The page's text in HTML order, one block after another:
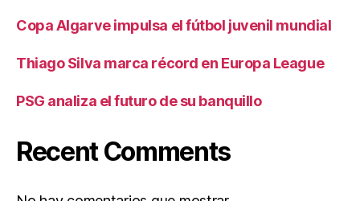
Copa Algarve impulsa el fútbol juvenil mundial
Thiago Silva marca récord en Europa League
PSG analiza el futuro de su banquillo
Recent Comments